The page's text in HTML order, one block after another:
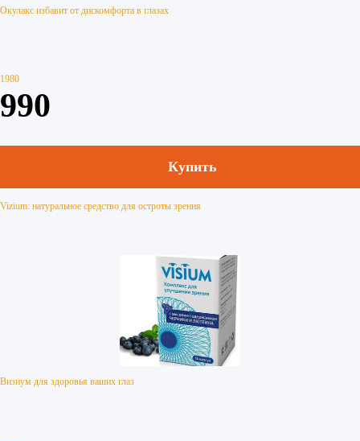
Окулакс избавит от дискомфорта в глазах
1980
990
Купить
Vizium: натуральное средство для остроты зрения
Визиум для здоровья ваших глаз